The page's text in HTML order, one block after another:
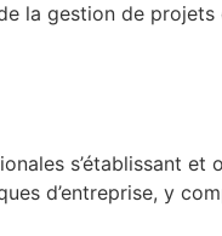
la gestion de projets
s’établissant
d’entreprise, y